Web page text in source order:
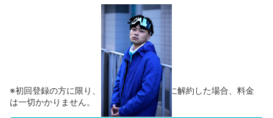
※初回登録の方に限り、無料お試し期間中に解約した場合、料金
は一切かかりません。